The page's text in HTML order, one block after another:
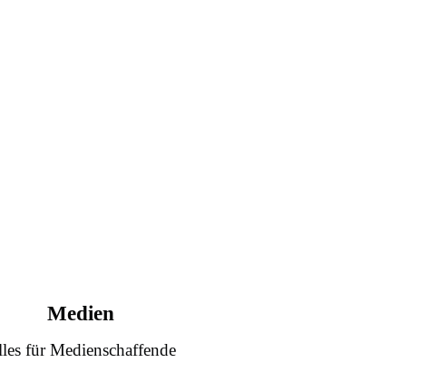
Medien
für Medienschaffende